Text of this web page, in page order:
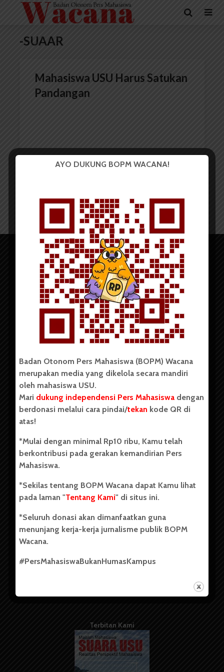
-SUAAR
Mahasiswa USU Harus Satukan
Pandangan
Copyright © 2023. All rights reserved BOPM WACANA.
Badan Otonom Pers Mahasiswa (BOPM) Wacana merupakan
pers mahasiswa yang berdiri di luar kampus dan dikelola
secara mandiri oleh mahasiswa Universitas Sumatera Utara
(USU). Sebelumnya BOPM Wacana merupakan salah satu
Unit Kegiatan Mahasiswa (UKM) di Universitas Sumatera
berdiri pada 1 Juli 1995.
Kontribusi
Info Iklan
Pedoman Media Siber
Kode Etik Jurnalistik
Terbitan Kami
AYO DUKUNG BOPM WACANA!
Badan Otonom Pers Mahasiswa (BOPM) Wacana
merupakan media yang dikelola secara mandiri
oleh mahasiswa USU.
Mari dukung independensi Pers Mahasiswa dengan
berdonasi melalui cara pindai/tekan kode QR di
atas!
*Mulai dengan minimal Rp10 ribu, Kamu telah
berkontribusi pada gerakan kemandirian Pers
Mahasiswa.
*Sekilas tentang BOPM Wacana dapat Kamu lihat
pada laman "Tentang Kami" di situs ini.
*Seluruh donasi akan dimanfaatkan guna
menunjang kerja-kerja jurnalisme publik BOPM
Wacana.
#PersMahasiswaBukanHumasKampus